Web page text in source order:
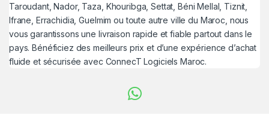
Taroudant, Nador, Taza, Khouribga, Settat, Béni Mellal, Tiznit,
Ifrane, Errachidia, Guelmim ou toute autre ville du Maroc, nous
vous garantissons une livraison rapide et fiable partout dans le
pays. Bénéficiez des meilleurs prix et d’une expérience d’achat
fluide et sécurisée avec ConnecT Logiciels Maroc.